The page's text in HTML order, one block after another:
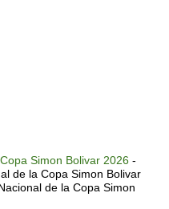
Simon Bolivar 2026 -
de la Copa Simon Bolivar
de la Copa Simon